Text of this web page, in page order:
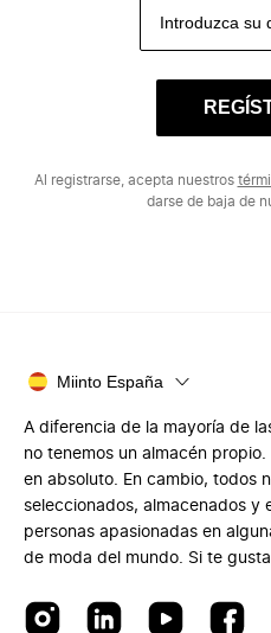
Al registrarse, acepta nuestros
darse de baja de
Miinto España
A diferencia de la mayoría de
no tenemos un almacén
en absoluto. En cambio, todos
seleccionados, almacenados y
personas apasionadas en
de moda del mundo. Si te gusta